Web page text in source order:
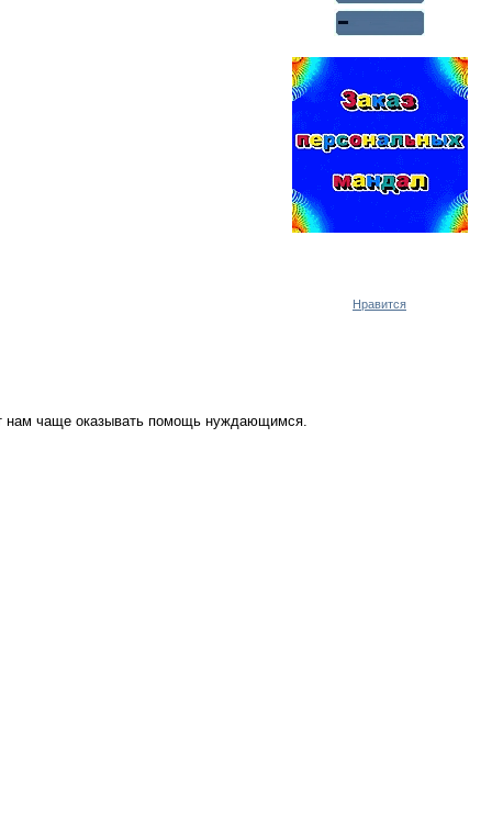
Нравится
нам чаще оказывать помощь нуждающимся.